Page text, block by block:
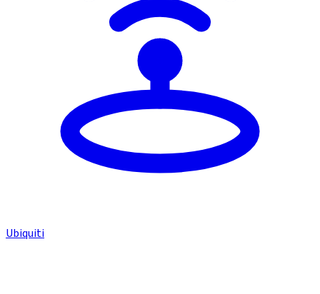
Ubiquiti